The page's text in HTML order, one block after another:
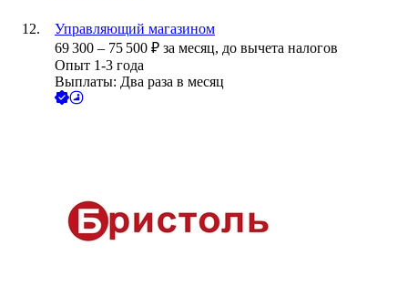
Управляющий магазином
69 300 – 75 500 ₽ за месяц, до вычета налогов
Опыт 1-3 года
Выплаты: Два раза в месяц